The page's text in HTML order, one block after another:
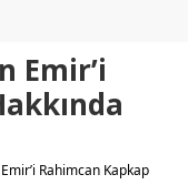
Emir’i
Rahimcan Kapkap